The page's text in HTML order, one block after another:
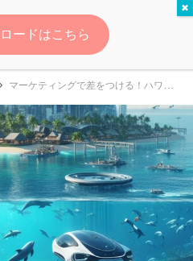
無料
マーケティングで差をつける！ハワイ観光業界のレンタカー＆ホテル対策
会員登録
ードはこちら